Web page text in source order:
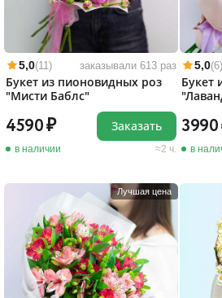
5,0(11) заказывали 613 раз
Букет из пионовидных роз
"Мисти Баблс"
4590
в наличии 2 ч.
Заказать
5,0(6)
Букет
3990
в
Лучшая цена